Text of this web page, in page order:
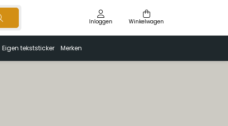
Inloggen Winkelwagen
Eigen tekststicker Merken